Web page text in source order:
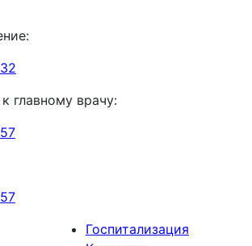
главному врачу:
Госпитализация